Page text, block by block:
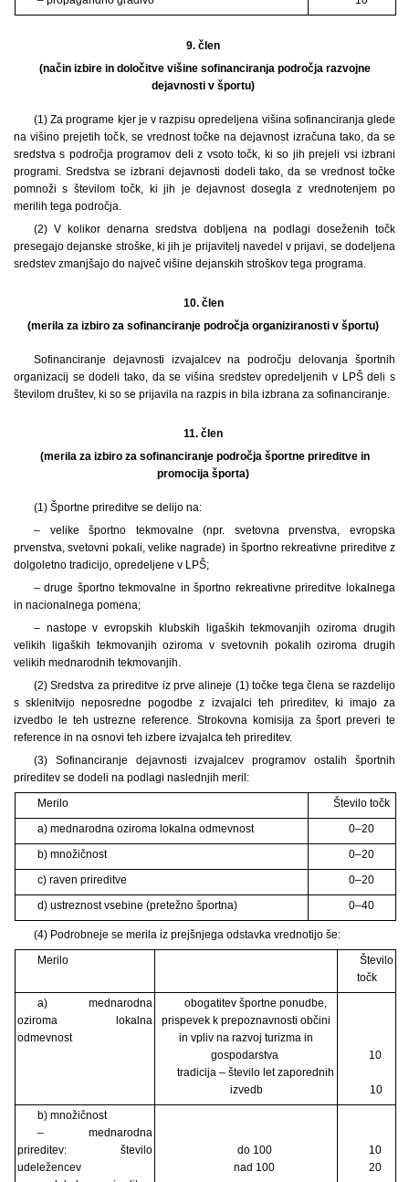
9. člen
(način izbire in določitve višine sofinanciranja področja razvojne
dejavnosti v športu)
(1) Za programe kjer je v razpisu opredeljena višina sofinanciranja glede
na višino prejetih točk, se vrednost točke na dejavnost izračuna tako, da se
sredstva s področja programov deli z vsoto točk, ki so jih prejeli vsi izbrani
programi. Sredstva se izbrani dejavnosti dodeli tako, da se vrednost točke
pomnoži s številom točk, ki jih je dejavnost dosegla z vrednotenjem po
merilih tega področja.
(2) V kolikor denarna sredstva dobljena na podlagi doseženih točk
presegajo dejanske stroške, ki jih je prijavitelj navedel v prijavi, se dodeljena
sredstev zmanjšajo do največ višine dejanskih stroškov tega programa.
10. člen
(merila za izbiro za sofinanciranje področja organiziranosti v športu)
Sofinanciranje dejavnosti izvajalcev na področju delovanja športnih
organizacij se dodeli tako, da se višina sredstev opredeljenih v LPŠ deli s
številom društev, ki so se prijavila na razpis in bila izbrana za sofinanciranje.
11. člen
(merila za izbiro za sofinanciranje področja športne prireditve in
promocija športa)
(1) Športne prireditve se delijo na:
– velike športno tekmovalne (npr. svetovna prvenstva, evropska
prvenstva, svetovni pokali, velike nagrade) in športno rekreativne prireditve z
dolgoletno tradicijo, opredeljene v LPŠ;
– druge športno tekmovalne in športno rekreativne prireditve lokalnega
in nacionalnega pomena;
– nastope v evropskih klubskih ligaških tekmovanjih oziroma drugih
velikih ligaških tekmovanjih oziroma v svetovnih pokalih oziroma drugih
velikih mednarodnih tekmovanjih.
(2) Sredstva za prireditve iz prve alineje (1) točke tega člena se razdelijo
s sklenitvijo neposredne pogodbe z izvajalci teh prireditev, ki imajo za
izvedbo le teh ustrezne reference. Strokovna komisija za šport preveri te
reference in na osnovi teh izbere izvajalca teh prireditev.
(3) Sofinanciranje dejavnosti izvajalcev programov ostalih športnih
prireditev se dodeli na podlagi naslednjih meril:
Merilo
Število točk
a) mednarodna oziroma lokalna odmevnost
0–20
b) množičnost
0–20
c) raven prireditve
0–20
d) ustreznost vsebine (pretežno športna)
0–40
(4) Podrobneje se merila iz prejšnjega odstavka vrednotijo še:
Merilo
Število
točk
a) mednarodna
oziroma lokalna
odmevnost
obogatitev športne ponudbe,
prispevek k prepoznavnosti občini
in vpliv na razvoj turizma in
gospodarstva
tradicija – število let zaporednih
izvedb
10
10
b) množičnost
– mednarodna
prireditev: število
udeležencev
do 100
nad 100
10
20